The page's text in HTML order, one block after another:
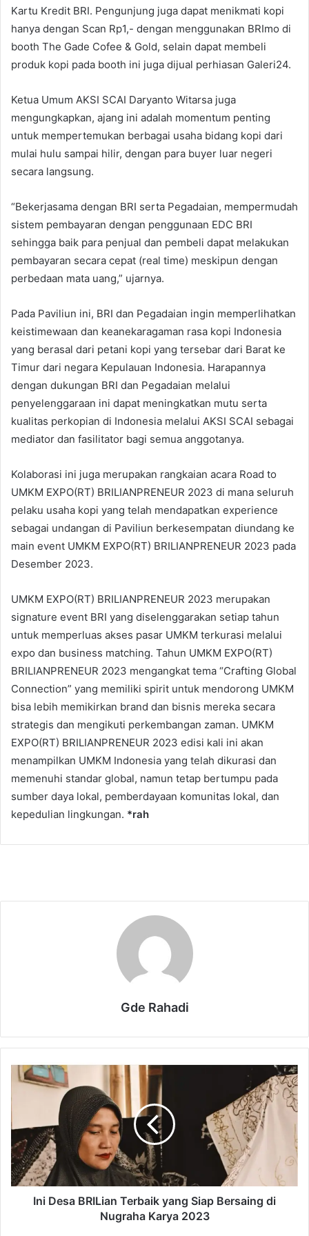
Kartu Kredit BRI. Pengunjung juga dapat menikmati kopi
hanya dengan Scan Rp1,- dengan menggunakan BRImo di
booth The Gade Cofee & Gold, selain dapat membeli
produk kopi pada booth ini juga dijual perhiasan Galeri24.
Ketua Umum AKSI SCAI Daryanto Witarsa juga
mengungkapkan, ajang ini adalah momentum penting
untuk mempertemukan berbagai usaha bidang kopi dari
mulai hulu sampai hilir, dengan para buyer luar negeri
secara langsung.
“Bekerjasama dengan BRI serta Pegadaian, mempermudah
sistem pembayaran dengan penggunaan EDC BRI
sehingga baik para penjual dan pembeli dapat melakukan
pembayaran secara cepat (real time) meskipun dengan
perbedaan mata uang,” ujarnya.
Pada Paviliun ini, BRI dan Pegadaian ingin memperlihatkan
keistimewaan dan keanekaragaman rasa kopi Indonesia
yang berasal dari petani kopi yang tersebar dari Barat ke
Timur dari negara Kepulauan Indonesia. Harapannya
dengan dukungan BRI dan Pegadaian melalui
penyelenggaraan ini dapat meningkatkan mutu serta
kualitas perkopian di Indonesia melalui AKSI SCAI sebagai
mediator dan fasilitator bagi semua anggotanya.
Kolaborasi ini juga merupakan rangkaian acara Road to
UMKM EXPO(RT) BRILIANPRENEUR 2023 di mana seluruh
pelaku usaha kopi yang telah mendapatkan experience
sebagai undangan di Paviliun berkesempatan diundang ke
main event UMKM EXPO(RT) BRILIANPRENEUR 2023 pada
Desember 2023.
UMKM EXPO(RT) BRILIANPRENEUR 2023 merupakan
signature event BRI yang diselenggarakan setiap tahun
untuk memperluas akses pasar UMKM terkurasi melalui
expo dan business matching. Tahun UMKM EXPO(RT)
BRILIANPRENEUR 2023 mengangkat tema “Crafting Global
Connection” yang memiliki spirit untuk mendorong UMKM
bisa lebih memikirkan brand dan bisnis mereka secara
strategis dan mengikuti perkembangan zaman. UMKM
EXPO(RT) BRILIANPRENEUR 2023 edisi kali ini akan
menampilkan UMKM Indonesia yang telah dikurasi dan
memenuhi standar global, namun tetap bertumpu pada
sumber daya lokal, pemberdayaan komunitas lokal, dan
kepedulian lingkungan. *rah
Gde Rahadi
i
e
s
a
B
R
Ini Desa BRILian Terbaik yang Siap Bersaing di
Nugraha Karya 2023